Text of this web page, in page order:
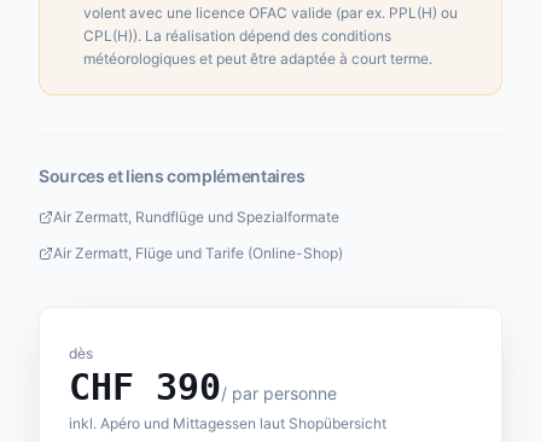
volent avec une licence OFAC valide (par ex. PPL(H) ou
CPL(H)). La réalisation dépend des conditions
météorologiques et peut être adaptée à court terme.
Sources et liens complémentaires
Air Zermatt, Rundflüge und Spezialformate
Air Zermatt, Flüge und Tarife (Online-Shop)
dès
CHF 390/ par personne
inkl. Apéro und Mittagessen laut Shopübersicht